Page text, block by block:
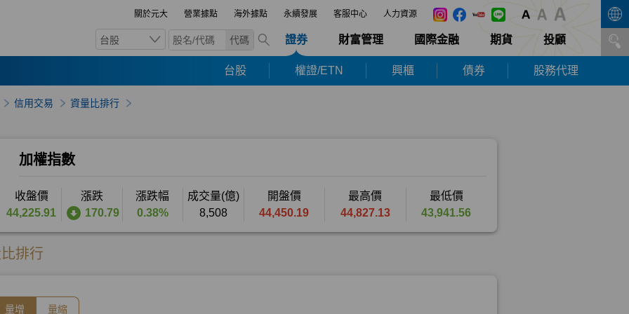
關於元大 營業據點 海外據點 永續發展 客服中心 人力資源
台股 代碼 證券 財富管理 國際金融 期貨 投顧
台股 權證/ETN 興櫃 債券 股務代理
信用交易 資量比排行